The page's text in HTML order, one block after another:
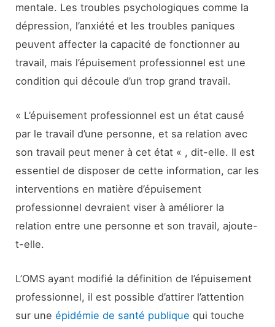
mentale. Les troubles psychologiques comme la
dépression, l’anxiété et les troubles paniques
peuvent affecter la capacité de fonctionner au
travail, mais l’épuisement professionnel est une
condition qui découle d’un trop grand travail.
« L’épuisement professionnel est un état causé
par le travail d’une personne, et sa relation avec
son travail peut mener à cet état « , dit-elle. Il est
essentiel de disposer de cette information, car les
interventions en matière d’épuisement
professionnel devraient viser à améliorer la
relation entre une personne et son travail, ajoute-
t-elle.
L’OMS ayant modifié la définition de l’épuisement
professionnel, il est possible d’attirer l’attention
sur uneépidémie de santé publique qui touche